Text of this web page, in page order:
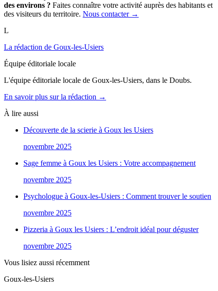
des environs ? Faites connaître votre activité auprès des habitants et
des visiteurs du territoire. Nous contacter →
L
La rédaction de Goux-les-Usiers
Équipe éditoriale locale
L'équipe éditoriale locale de Goux-les-Usiers, dans le Doubs.
En savoir plus sur la rédaction →
À lire aussi
Découverte de la scierie à Goux les Usiers
novembre 2025
Sage femme à Goux les Usiers : Votre accompagnement
novembre 2025
Psychologue à Goux-les-Usiers : Comment trouver le soutien
novembre 2025
Pizzeria à Goux les Usiers : L’endroit idéal pour déguster
novembre 2025
Vous lisiez aussi récemment
Goux-les-Usiers